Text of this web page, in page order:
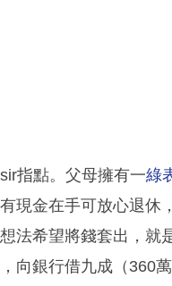
指點。父母擁有一綠
有現金在手可放心退休
法希望將錢套出，就
向銀行借九成（360